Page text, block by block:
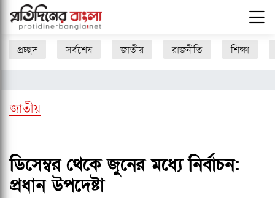
প্রচ্ছদ সর্বশেষ জাতীয় রাজনীতি শিক্ষা
জাতীয়
ডিসেম্বর থেকে জুনের মধ্যে নির্বাচন:
প্রধান উপদেষ্টা